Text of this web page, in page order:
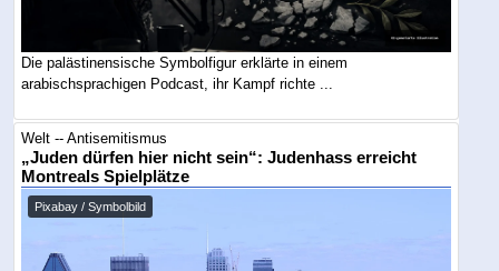
Die palästinensische Symbolfigur erklärte in einem
arabischsprachigen Podcast, ihr Kampf richte ...
Welt -- Antisemitismus
„Juden dürfen hier nicht sein“: Judenhass erreicht
Montreals Spielplätze
Pixabay / Symbolbild